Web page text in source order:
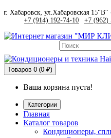
г. Хабаровск, ул.Хабаровская
+7 (914) 192-74-10
+7 (962)
Товаров 0 (0 ₽)
Ваша корзина пуста!
Категории
Главная
Каталог товаров
Кондиционеры,